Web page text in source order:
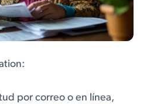
por correo o en línea,